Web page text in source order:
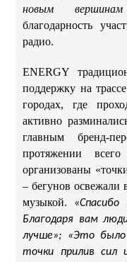
новым
благодарность
радио.
ENERGY
поддержку на
городах, где
активно
главным бренд-
протяжении
организованы
– бегунов освежали
музыкой.
Благодаря вам
лучше»; «Это
точки прилив сил